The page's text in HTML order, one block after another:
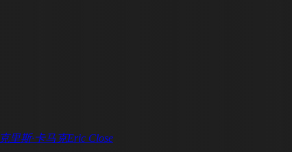
克里斯·卡马克Eric Close